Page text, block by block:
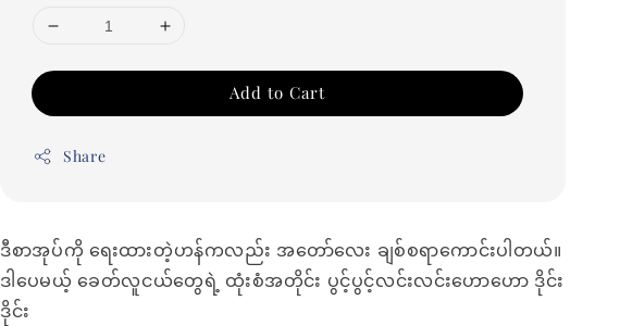
Add to Cart
Share
ဒီစာအုပ်ကို ရေးထားတဲ့ဟန်ကလည်း အတော်လေး ချစ်စရာကောင်းပါတယ်။
ဒါပေမယ့် ခေတ်လူငယ်တွေရဲ့ ထုံးစံအတိုင်း ပွင့်ပွင့်လင်းလင်းဟောဟော ဒိုင်း
ဒိုင်း